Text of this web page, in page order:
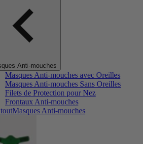
Anti-mouches
Masques Anti-mouches avec Oreilles
Masques Anti-mouches Sans Oreilles
Filets de Protection pour Nez
Frontaux Anti-mouches
Anti-mouches